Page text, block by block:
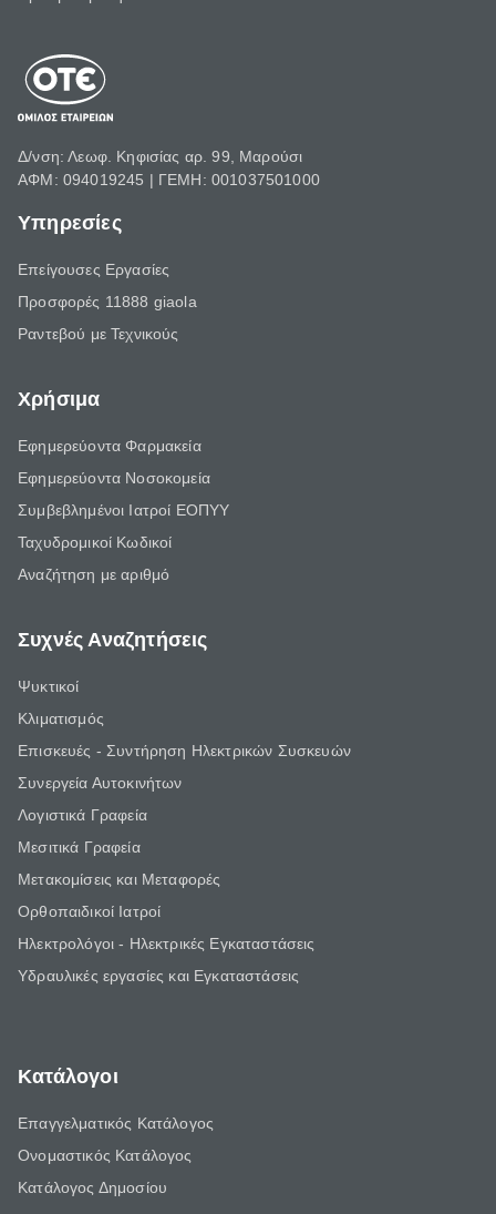
Δ/νση: Λεωφ. Κηφισίας αρ. 99, Μαρούσι
ΑΦΜ: 094019245 | ΓΕΜΗ: 001037501000
Υπηρεσίες
Επείγουσες Εργασίες
Προσφορές 11888 giaola
Ραντεβού με Τεχνικούς
Χρήσιμα
Εφημερεύοντα Φαρμακεία
Εφημερεύοντα Νοσοκομεία
Συμβεβλημένοι Ιατροί ΕΟΠΥΥ
Ταχυδρομικοί Κωδικοί
Αναζήτηση με αριθμό
Συχνές Αναζητήσεις
Ψυκτικοί
Κλιματισμός
Επισκευές - Συντήρηση Ηλεκτρικών Συσκευών
Συνεργεία Αυτοκινήτων
Λογιστικά Γραφεία
Μεσιτικά Γραφεία
Μετακομίσεις και Μεταφορές
Ορθοπαιδικοί Ιατροί
Ηλεκτρολόγοι - Ηλεκτρικές Εγκαταστάσεις
Υδραυλικές εργασίες και Εγκαταστάσεις
Κατάλογοι
Επαγγελματικός Κατάλογος
Ονομαστικός Κατάλογος
Κατάλογος Δημοσίου